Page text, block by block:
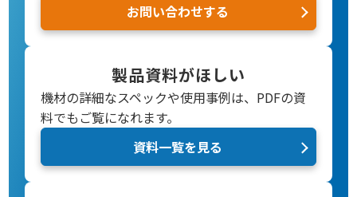
お問い合わせする
製品資料がほしい
機材の詳細なスペックや使用事例は、PDFの資
料でもご覧になれます。
資料一覧を見る